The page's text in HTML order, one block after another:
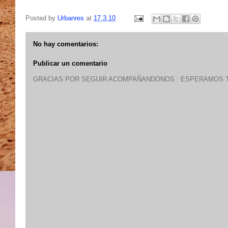
Posted by Urbanres at 17.3.10
No hay comentarios:
Publicar un comentario
GRACIAS POR SEGUIR ACOMPAÑANDONOS : ESPERAMOS